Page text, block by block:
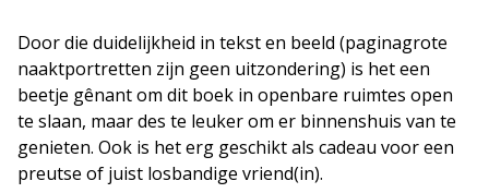
Door die duidelijkheid in tekst en beeld (paginagrote
naaktportretten zijn geen uitzondering) is het een
beetje gênant om dit boek in openbare ruimtes open
te slaan, maar des te leuker om er binnenshuis van te
genieten. Ook is het erg geschikt als cadeau voor een
preutse of juist losbandige vriend(in).